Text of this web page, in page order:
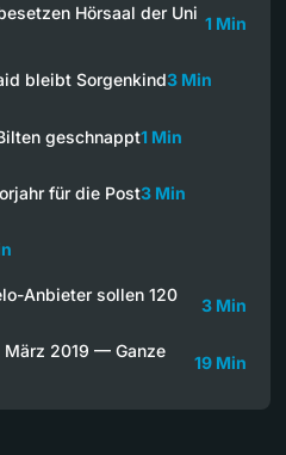
Hörsaal der Uni
1 Min
bleibt Sorgenkind3 Min
geschnappt1 Min
für die Post3 Min
Anbieter sollen 120
3 Min
März 2019 — Ganze
19 Min